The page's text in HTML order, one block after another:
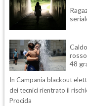
48
In Campania blackout
dei tecnici rientrato il
Procida